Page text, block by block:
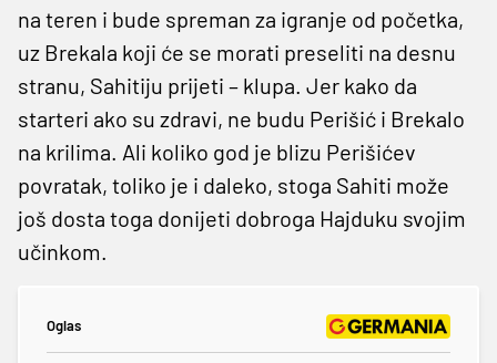
na teren i bude spreman za igranje od početka,
uz Brekala koji će se morati preseliti na desnu
stranu, Sahitiju prijeti – klupa. Jer kako da
starteri ako su zdravi, ne budu Perišić i Brekalo
na krilima. Ali koliko god je blizu Perišićev
povratak, toliko je i daleko, stoga Sahiti može
još dosta toga donijeti dobroga Hajduku svojim
učinkom.
Oglas